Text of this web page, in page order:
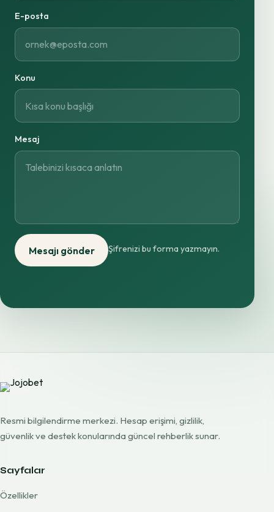
E-posta
Konu
Mesaj
Mesajı gönder Şifrenizi bu forma yazmayın.
Resmi bilgilendirme merkezi. Hesap erişimi, gizlilik,
güvenlik ve destek konularında güncel rehberlik sunar.
Sayfalar
Özellikler